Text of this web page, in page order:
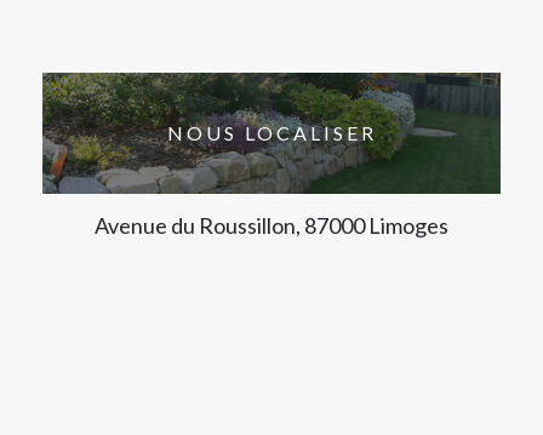
NOUS LOCALISER
Avenue du Roussillon, 87000 Limoges